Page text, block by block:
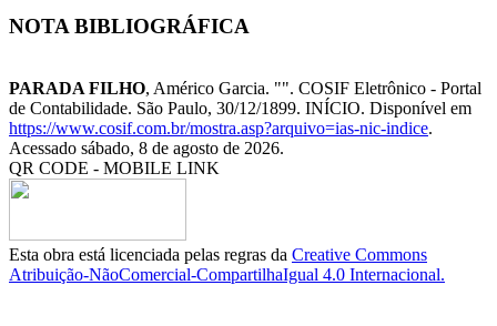
NOTA BIBLIOGRÁFICA
PARADA FILHO, Américo Garcia. "". COSIF Eletrônico - Portal
de Contabilidade. São Paulo, 30/12/1899. INÍCIO. Disponível em
https://www.cosif.com.br/mostra.asp?arquivo=ias-nic-indice.
Acessado sábado, 8 de agosto de 2026.
QR CODE - MOBILE LINK
Esta obra está licenciada pelas regras da Creative Commons
Atribuição-NãoComercial-CompartilhaIgual 4.0 Internacional.